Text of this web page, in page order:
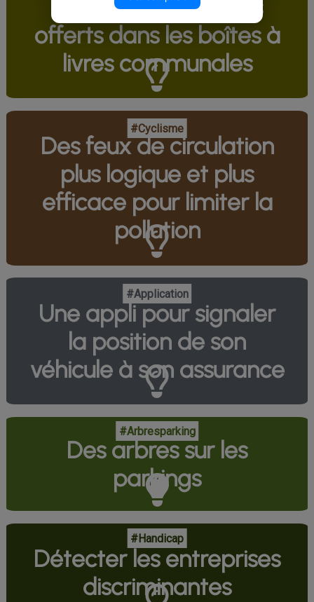
Tamponner les livres
offerts dans les boîtes à
livres communales
#Cyclisme
Des feux de circulation
plus logique et plus
efficace pour limiter la
pollution
#Application
Une appli pour signaler
la position de son
véhicule à son assurance
#Arbresparking
Des arbres sur les
parkings
#Handicap
Détecter les entreprises
discriminantes